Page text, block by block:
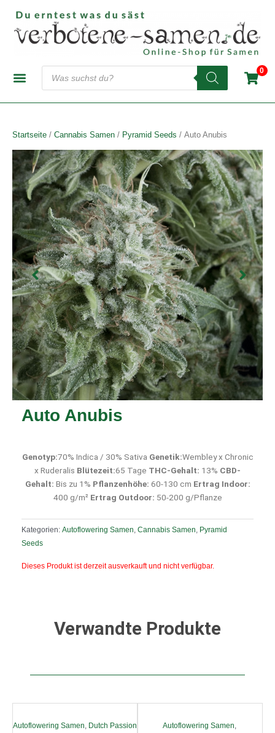
Inhalt
springen
Products
search
0
Startseite / Cannabis Samen / Pyramid Seeds / Auto Anubis
Auto Anubis
Genotyp:70% Indica / 30% Sativa Genetik:Wembley x Chronic
x Ruderalis Blütezeit:65 Tage THC-Gehalt: 13% CBD-
Gehalt: Bis zu 1% Pflanzenhöhe: 60-130 cm Ertrag Indoor:
400 g/m²Ertrag Outdoor: 50-200 g/Pflanze
Kategorien: Autoflowering Samen, Cannabis Samen, Pyramid
Seeds
Dieses Produkt ist derzeit ausverkauft und nicht verfügbar.
Verwandte Produkte
Autoflowering Samen, Dutch Passion Autoflowering Samen,